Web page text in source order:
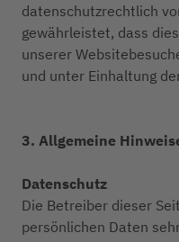
datenschutzrechtlich
gewährleistet, dass
unserer
und unter Einhaltung
3. Allgemeine
Datenschutz
Die Betreiber dieser
persönlichen Daten